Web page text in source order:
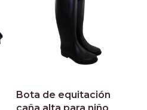
Bota de equitación